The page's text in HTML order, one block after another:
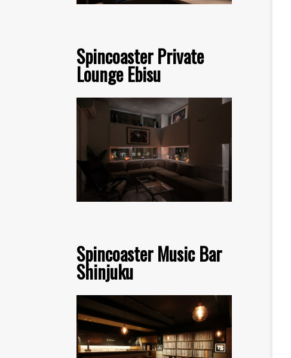
Spincoaster Private
Lounge Ebisu
Spincoaster Music Bar
Shinjuku